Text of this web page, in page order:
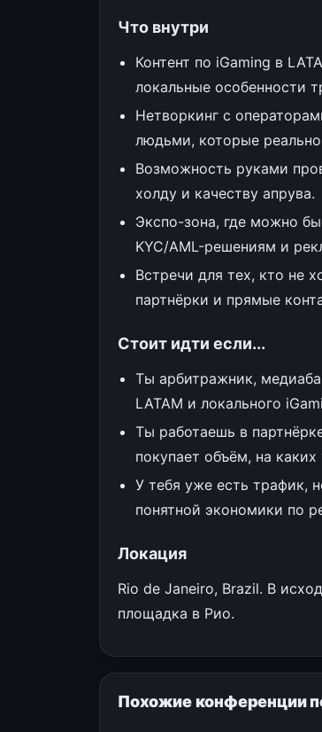
Что внутри
Контент по iGaming в
локальные особенности
Нетворкинг с
людьми, которые
Возможность руками
холду и качеству апрува.
Экспо-зона, где можно
KYC/AML-решениям и
Встречи для тех, кто не
партнёрки и прямые
Стоит идти если...
Ты арбитражник,
LATAM и локального
Ты работаешь в
покупает объём, на
У тебя уже есть трафик,
понятной экономики по
Локация
Rio de Janeiro, Brazil. В
площадка в Рио.
Похожие конференции